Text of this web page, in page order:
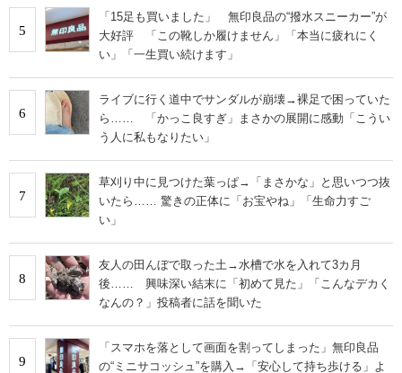
5
「15足も買いました」 無印良品の“撥水スニーカー”が
大好評 「この靴しか履けません」「本当に疲れにく
い」「一生買い続けます」
6
ライブに行く道中でサンダルが崩壊→裸足で困っていた
ら…… 「かっこ良すぎ」まさかの展開に感動「こうい
う人に私もなりたい」
7
草刈り中に見つけた葉っぱ→「まさかな」と思いつつ抜
いたら…… 驚きの正体に「お宝やね」「生命力すご
い」
8
友人の田んぼで取った土→水槽で水を入れて3カ月
後…… 興味深い結末に「初めて見た」「こんなデカく
なんの？」投稿者に話を聞いた
9
「スマホを落として画面を割ってしまった」無印良品
の“ミニサコッシュ”を購入→「安心して持ち歩ける」よ